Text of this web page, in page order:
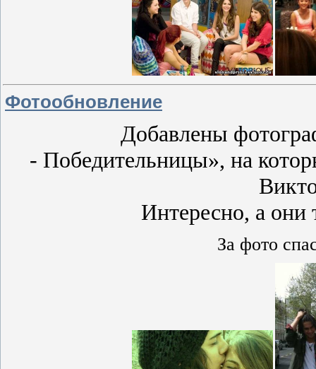
Фотообновление
Добавлены
- Победительницы», на
Интересно, а они
За фото